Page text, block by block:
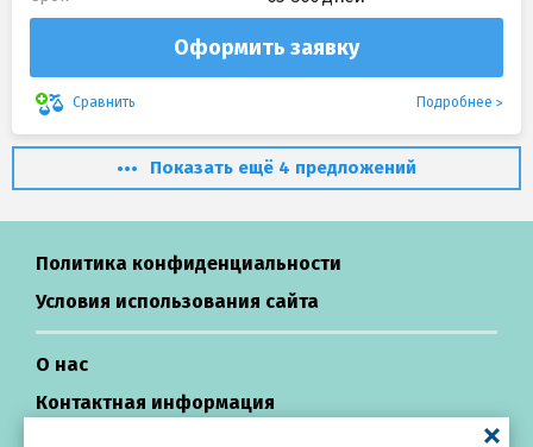
Оформить заявку
Сравнить Подробнее
Показать ещё 4 предложений
Политика конфиденциальности
Условия использования сайта
О нас
Контактная информация